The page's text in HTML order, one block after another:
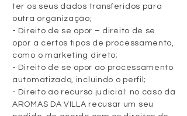
ter os seus dados transferidos para
outra organização;
- Direito de se opor – direito de se
opor a certos tipos de processamento,
como o marketing direto;
- Direito de se opor ao processamento
automatizado, incluindo o perfil;
- Direito ao recurso judicial: no caso da
AROMAS DA VILLA recusar um seu